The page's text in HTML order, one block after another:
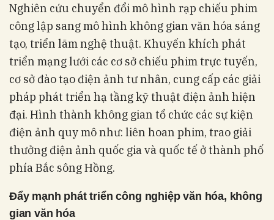
Nghiên cứu chuyển đổi mô hình rạp chiếu phim
công lập sang mô hình không gian văn hóa sáng
tạo, triển lãm nghệ thuật. Khuyến khích phát
triển mạng lưới các cơ sở chiếu phim trực tuyến,
cơ sở đào tạo điện ảnh tư nhân, cung cấp các giải
pháp phát triển hạ tầng kỹ thuật điện ảnh hiện
đại. Hình thành không gian tổ chức các sự kiện
điện ảnh quy mô như: liên hoan phim, trao giải
thưởng điện ảnh quốc gia và quốc tế ở thành phố
phía Bắc sông Hồng.
Đẩy mạnh phát triển công nghiệp văn hóa, không
gian văn hóa